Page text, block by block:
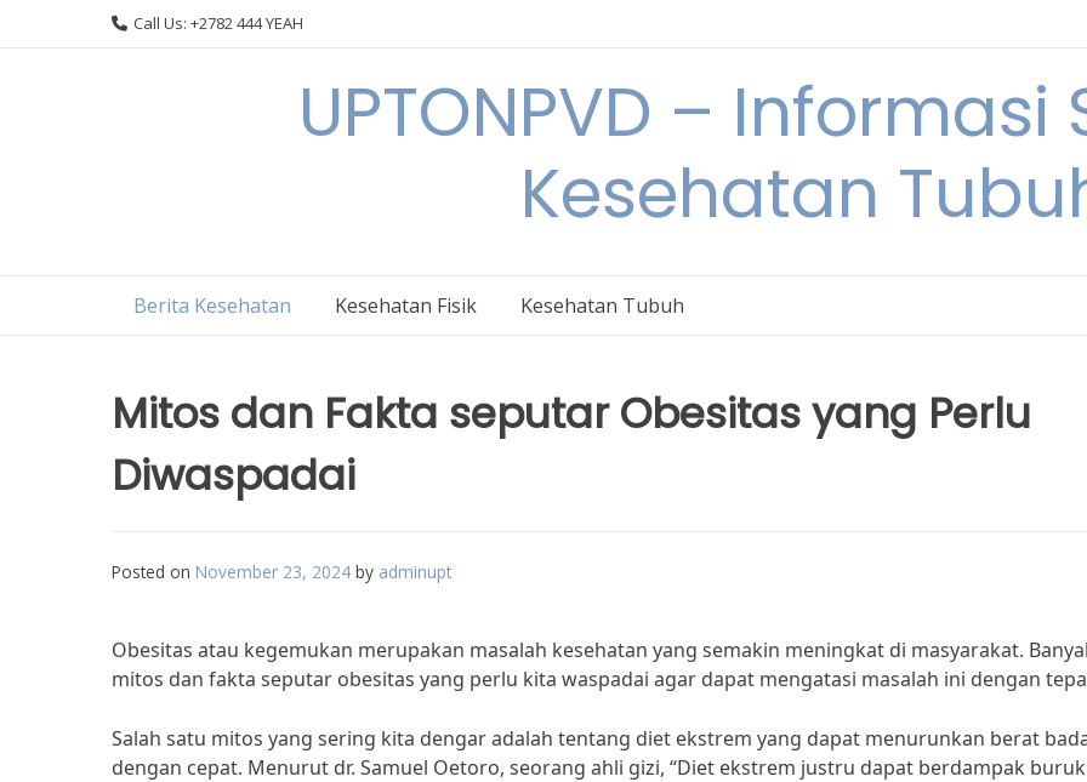
Call Us: +2782 444 YEAH
UPTONPVD –
Kesehatan
Berita Kesehatan Kesehatan Fisik Kesehatan Tubuh
Mitos dan Fakta seputar Obesitas yang Perlu
Diwaspadai
Posted on November 23, 2024 by adminupt
Obesitas atau kegemukan merupakan masalah kesehatan yang semakin meningkat di masyarakat.
mitos dan fakta seputar obesitas yang perlu kita waspadai agar dapat mengatasi masalah ini dengan
Salah satu mitos yang sering kita dengar adalah tentang diet ekstrem yang dapat menurunkan berat
dengan cepat. Menurut dr. Samuel Oetoro, seorang ahli gizi, “Diet ekstrem justru dapat berdampak